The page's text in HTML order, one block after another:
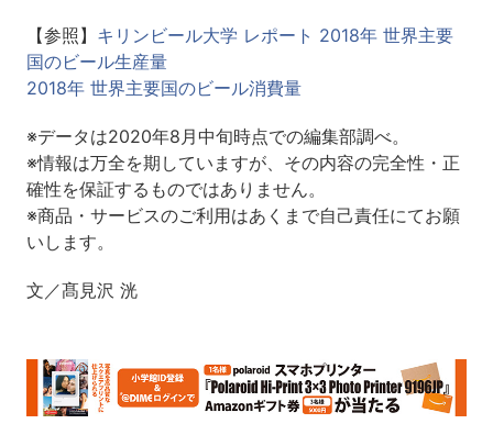
【参照】 キリンビール大学 レポート 2018年 世界主要
国のビール生産量
2018年 世界主要国のビール消費量
※データは2020年8月中旬時点での編集部調べ。
※情報は万全を期していますが、その内容の完全性・正
確性を保証するものではありません。
※商品・サービスのご利用はあくまで自己責任にてお願
いします。
文／髙見沢 洸